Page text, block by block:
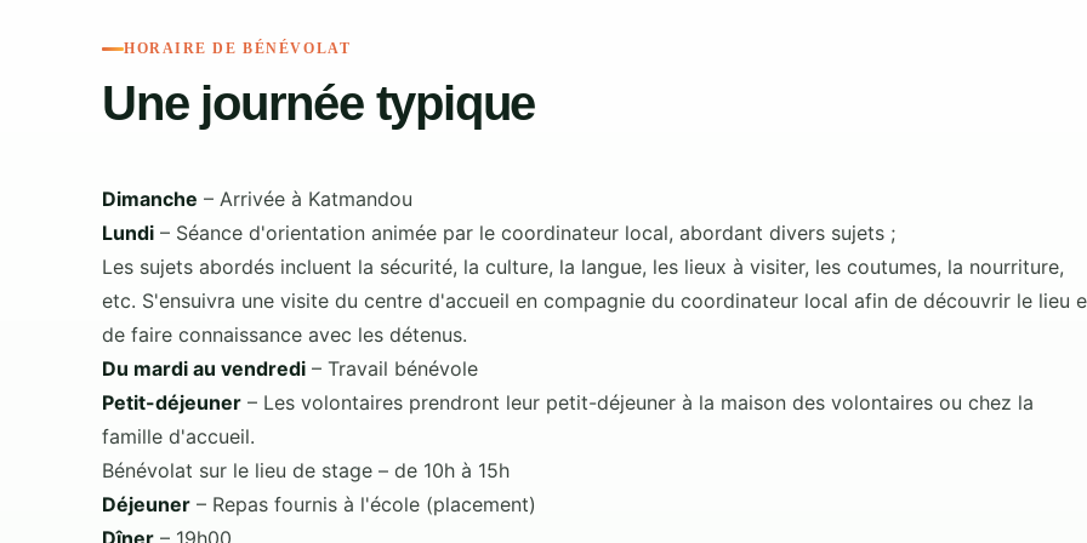
HORAIRE DE BÉNÉVOLAT
Une journée typique
Dimanche – Arrivée à Katmandou
Lundi – Séance d'orientation animée par le coordinateur local, abordant divers sujets ;
Les sujets abordés incluent la sécurité, la culture, la langue, les lieux à visiter, les coutumes, la nourriture,
etc. S'ensuivra une visite du centre d'accueil en compagnie du coordinateur local afin de découvrir le lieu
de faire connaissance avec les détenus.
Du mardi au vendredi – Travail bénévole
Petit-déjeuner – Les volontaires prendront leur petit-déjeuner à la maison des volontaires ou chez la
famille d'accueil.
Bénévolat sur le lieu de stage – de 10h à 15h
Déjeuner – Repas fournis à l'école (placement)